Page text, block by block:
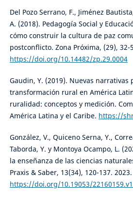
Del Pozo Serrano, F., Jiménez
A. (2018). Pedagogía Social y
cómo construir la cultura de paz
postconflicto. Zona Próxima, (29), 32-
https://doi.org/10.14482/zp.29.0004
Gaudin, Y. (2019). Nuevas narrativas
transformación rural en América
ruralidad: conceptos y medición.
América Latina y el Caribe. https://
González, V., Quiceno Serna, Y.,
Taborda, Y. y Montoya Ocampo, L.
la enseñanza de las ciencias
Praxis & Saber, 13(34), 120-137. 2023.
https://doi.org/10.19053/